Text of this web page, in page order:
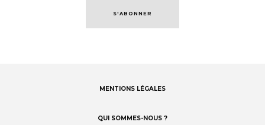
S'ABONNER
MENTIONS LÉGALES
QUI SOMMES-NOUS ?